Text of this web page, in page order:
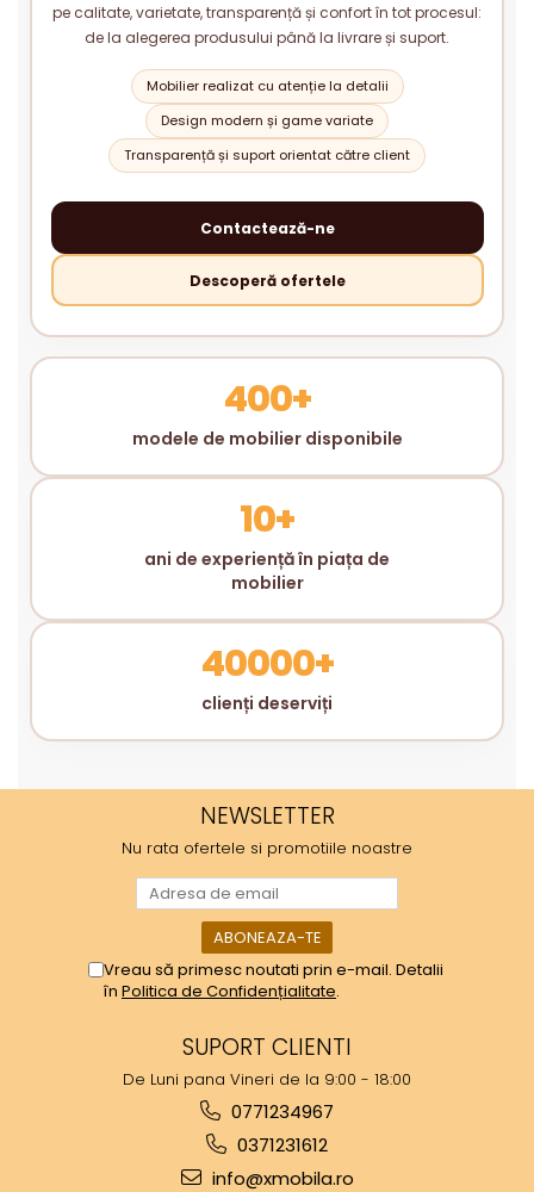
pe calitate, varietate, transparență și confort în tot procesul:
de la alegerea produsului până la livrare și suport.
Mobilier realizat cu atenție la detalii
Design modern și game variate
Transparență și suport orientat către client
Contactează-ne
Descoperă ofertele
400+
modele de mobilier disponibile
10+
ani de experiență în piața de
mobilier
40000+
clienți deserviți
NEWSLETTER
Nu rata ofertele si promotiile noastre
Vreau să primesc noutati prin e-mail. Detalii
în Politica de Confidențialitate.
SUPORT CLIENTI
De Luni pana Vineri de la 9:00 - 18:00
0771234967
0371231612
info@xmobila.ro